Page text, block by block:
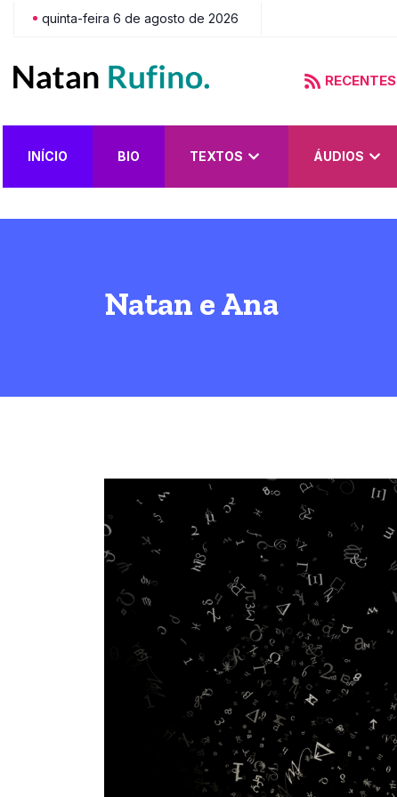
quinta-feira 6 de agosto de 2026
RECENTES
INÍCIO BIO TEXTOS ÁUDIOS
Natan e Ana